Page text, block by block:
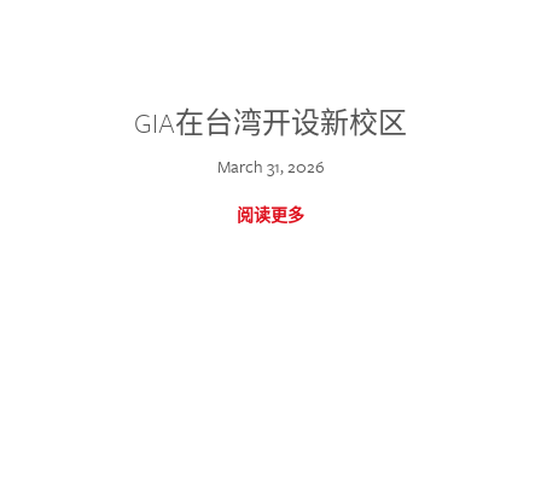
GIA在台湾开设新校区
March 31, 2026
阅读更多